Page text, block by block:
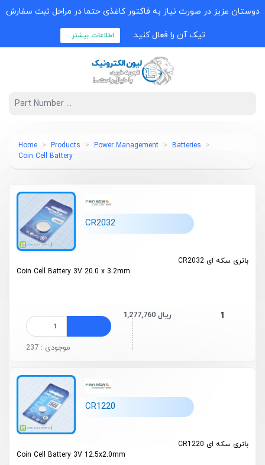
دوستان عزیز در صورت نیاز به فاکتور کاغذی حتما در مراحل ثبت سفارش
تیک آن را فعال کنید. اطلاعات بیشتر...
Home Products Power Management
Batteries
Coin Cell Battery
CR2032
باتری سکه ای CR2032
Coin Cell Battery 3V 20.0 x 3.2mm
1 1,277,760 ریال
موجودی : 237
CR1220
باتری سکه ای CR1220
Coin Cell Battery 3V 12.5x2.0mm